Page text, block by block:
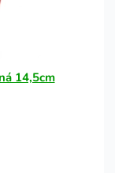
14,5cm